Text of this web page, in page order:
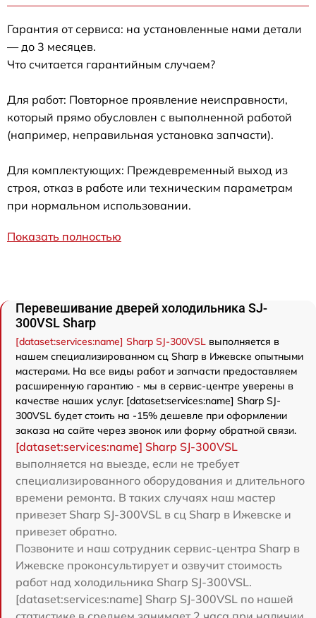
Гарантия от сервиса: на установленные нами детали
— до 3 месяцев.
Что считается гарантийным случаем?
Для работ: Повторное проявление неисправности,
который прямо обусловлен с выполненной работой
(например, неправильная установка запчасти).
Для комплектующих: Преждевременный выход из
строя, отказ в работе или техническим параметрам
при нормальном использовании.
Показать полностью
Перевешивание дверей холодильника SJ-
300VSL Sharp
[dataset:services:name] Sharp SJ-300VSL выполняется в
нашем специализированном сц Sharp в Ижевске опытными
мастерами. На все виды работ и запчасти предоставляем
расширенную гарантию - мы в сервис-центре уверены в
качестве наших услуг. [dataset:services:name] Sharp SJ-
300VSL будет стоить на -15% дешевле при оформлении
заказа на сайте через звонок или форму обратной связи.
[dataset:services:name] Sharp SJ-300VSL
выполняется на выезде, если не требует
специализированного оборудования и длительного
времени ремонта. В таких случаях наш мастер
привезет Sharp SJ-300VSL в сц Sharp в Ижевске и
привезет обратно.
Позвоните и наш сотрудник сервис-центра Sharp в
Ижевске проконсультирует и озвучит стоимость
работ над холодильника Sharp SJ-300VSL.
[dataset:services:name] Sharp SJ-300VSL по нашей